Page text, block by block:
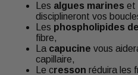
Les algues marines et
disciplineront vos
Les phospholipides
fibre,
La capucine vous
capillaire,
Le cresson réduira les